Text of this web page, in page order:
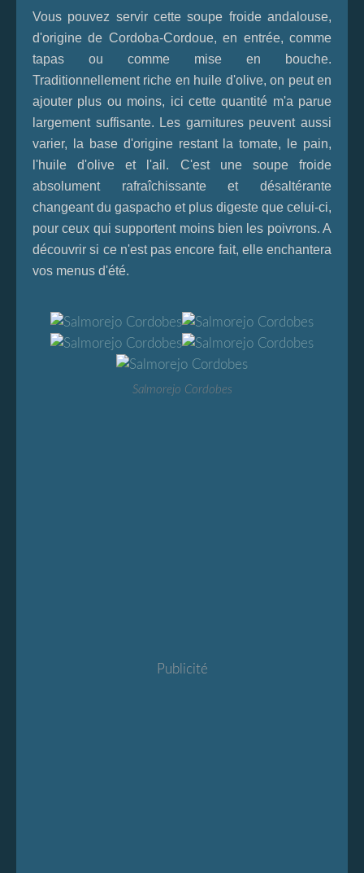
Vous pouvez servir cette soupe froide andalouse,
d'origine de Cordoba-Cordoue, en entrée, comme
tapas ou comme mise en bouche.
Traditionnellement riche en huile d'olive, on peut en
ajouter plus ou moins, ici cette quantité m'a parue
largement suffisante. Les garnitures peuvent aussi
varier, la base d'origine restant la tomate, le pain,
l'huile d'olive et l'ail. C'est une soupe froide
absolument rafraîchissante et désaltérante
changeant du gaspacho et plus digeste que celui-ci,
pour ceux qui supportent moins bien les poivrons. A
découvrir si ce n'est pas encore fait, elle enchantera
vos menus d'été.
Salmorejo Cordobes
Publicité